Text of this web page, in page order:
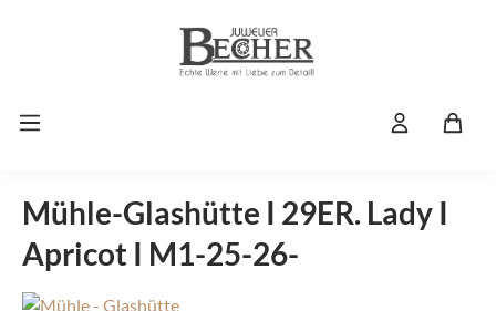
Zum Hauptinhalt springen
Mühle-Glashütte I 29ER. Lady I
Apricot I M1-25-26-